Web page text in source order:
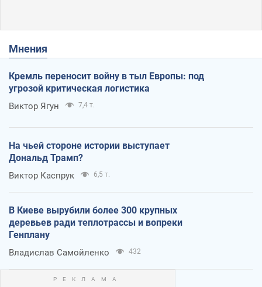
Мнения
Кремль переносит войну в тыл Европы: под
угрозой критическая логистика
Виктор Ягун 7,4 т.
На чьей стороне истории выступает
Дональд Трамп?
Виктор Каспрук 6,5 т.
В Киеве вырубили более 300 крупных
деревьев ради теплотрассы и вопреки
Генплану
Владислав Самойленко 432